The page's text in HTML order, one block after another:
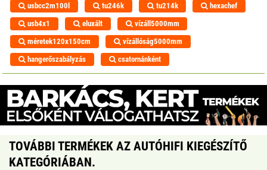
usbcc2m100l tu246k tu214k
hexachef
usb4x1
eluxált
vízáll5000mm
méretek120x150cm
vízállóság5000mm
hangerőszabályzás
csatornánként
TOVÁBBI TERMÉKEK AZ AUTÓHIFI KIEGÉSZÍTŐ
KATEGÓRIÁBAN.